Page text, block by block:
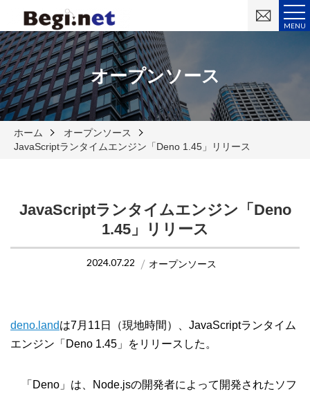
MENU
い
オープンソース
ホーム
オープンソース
JavaScriptランタイムエンジン「Deno 1.45」リリース
JavaScriptランタイムエンジン「Deno
1.45」リリース
2024.07.22 オープンソース
deno.landは7月11日（現地時間）、JavaScriptランタイム
エンジン「Deno 1.45」をリリースした。
「Deno」は、Node.jsの開発者によって開発されたソフ